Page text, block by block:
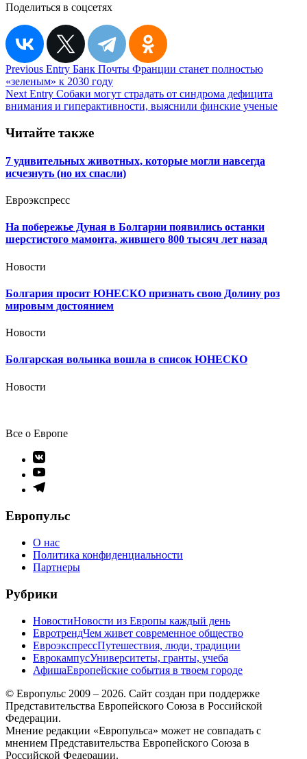
Поделиться в соцсетях
Навигация
по
записям
Previous Entry Банк Почты Франции станет полностью
«зеленым» к 2030 году
Next Entry Собаки могут страдать от синдрома дефицита
внимания и гиперактивности, выяснили финские ученые
Читайте также
7 удивительных животных, которые могли навсегда
исчезнуть (но их спасли)
Евроэкспресс
На побережье Дуная в Болгарии появились останки
шерстистого мамонта, жившего 800 тысяч лет назад
Новости
Болгария просит ЮНЕСКО признать свою Долину роз
мировым достоянием
Новости
Болгарская волынка вошла в список ЮНЕСКО
Новости
Все о Европе
Элемент
меню
Элемент
меню
Элемент
Европульс
О нас
Политика конфиденциальности
Партнеры
Рубрики
НовостиНовости из Европы каждый день
ЕвротрендЧем живет современное общество
ЕвроэкспрессПутешествия, люди, традиции
ЕврокампусУниверситеты, гранты, учеба
АфишаЕвропейские события в твоем городе
© Европульс 2009 – 2026. Сайт создан при поддержке
Представительства Европейского Союза в Российской
Федерации.
Мнение редакции «Европульса» может не совпадать с
мнением Представительства Европейского Союза в
Российской Федерации.